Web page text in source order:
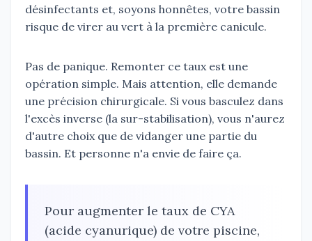
désinfectants et, soyons honnêtes, votre bassin
risque de virer au vert à la première canicule.
Pas de panique. Remonter ce taux est une
opération simple. Mais attention, elle demande
une précision chirurgicale. Si vous basculez dans
l'excès inverse (la sur-stabilisation), vous n'aurez
d'autre choix que de vidanger une partie du
bassin. Et personne n'a envie de faire ça.
Pour augmenter le taux de CYA
(acide cyanurique) de votre piscine,